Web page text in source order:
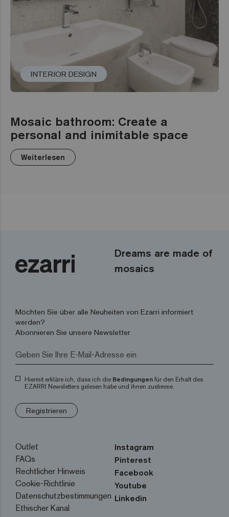
INTERIOR DESIGN
Mosaic bathroom: Create a
personal and inimitable space
Weiterlesen
Dreams are made of
mosaics
Möchten Sie über alle Neuheiten von Ezarri informiert
werden?
Abonnieren Sie unsere Newsletter
Hiermit erkläre ich, dass ich die Bedingungen für den Erhalt des
EZARRI Newsletters gelesen habe und ihnen zustimme.
Registrieren
Outlet
FAQs
Rechtlicher Hinweis
Cookie-Richtlinie
Datenschutzbestimmungen
Ethischer Kanal
Instagram
Pinterest
Facebook
Youtube
Linkedin